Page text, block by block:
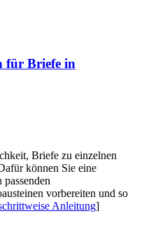
für Briefe in
Briefe zu einzelnen
können Sie eine
vorbereiten und so
Anleitung]